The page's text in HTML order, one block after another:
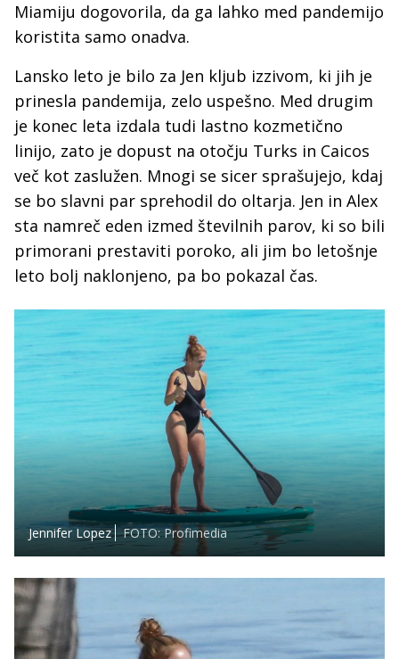
Miamiju dogovorila, da ga lahko med pandemijo
koristita samo onadva.
Lansko leto je bilo za Jen kljub izzivom, ki jih je
prinesla pandemija, zelo uspešno. Med drugim
je konec leta izdala tudi lastno kozmetično
linijo, zato je dopust na otočju Turks in Caicos
več kot zaslužen. Mnogi se sicer sprašujejo, kdaj
se bo slavni par sprehodil do oltarja. Jen in Alex
sta namreč eden izmed številnih parov, ki so bili
primorani prestaviti poroko, ali jim bo letošnje
leto bolj naklonjeno, pa bo pokazal čas.
Jennifer Lopez FOTO: Profimedia